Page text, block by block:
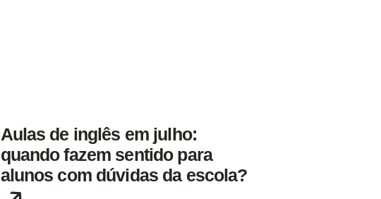
Aulas de inglês em julho:
quando fazem sentido para
alunos com dúvidas da escola?